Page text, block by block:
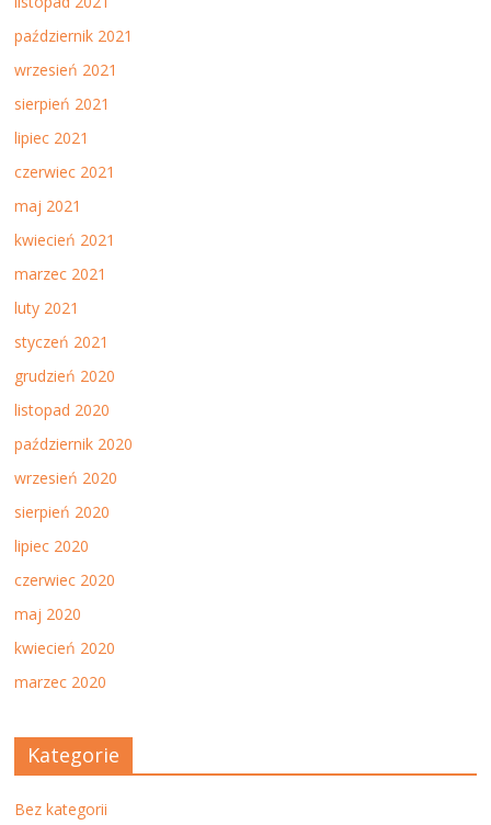
październik 2021
wrzesień 2021
sierpień 2021
lipiec 2021
czerwiec 2021
maj 2021
kwiecień 2021
marzec 2021
luty 2021
styczeń 2021
grudzień 2020
listopad 2020
październik 2020
wrzesień 2020
sierpień 2020
lipiec 2020
czerwiec 2020
maj 2020
kwiecień 2020
marzec 2020
Kategorie
Bez kategorii